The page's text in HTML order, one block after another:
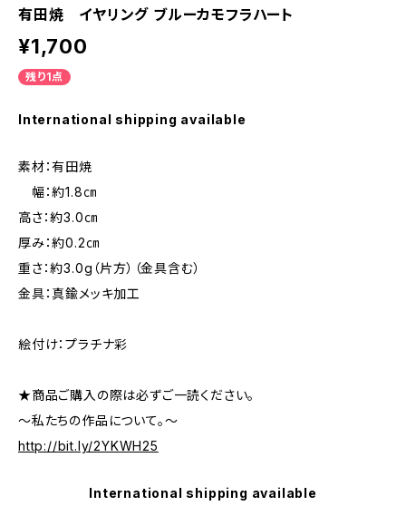
有田焼 イヤリング ブルーカモフラハート
¥1,700
残り1点
International shipping available
素材：有田焼
幅：約1.8㎝
高さ：約3.0㎝
厚み：約0.2㎝
重さ：約3.0g（片方）（金具含む）
金具：真鍮メッキ加工
絵付け：プラチナ彩
★商品ご購入の際は必ずご一読ください。
～私たちの作品について。～
http://bit.ly/2YKWH25
International shipping available